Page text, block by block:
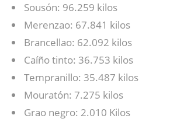
Sousón: 96.259 kilos
Merenzao: 67.841 kilos
Brancellao: 62.092 kilos
Caíño tinto: 36.753 kilos
Tempranillo: 35.487 kilos
Mouratón: 7.275 kilos
Grao negro: 2.010 Kilos